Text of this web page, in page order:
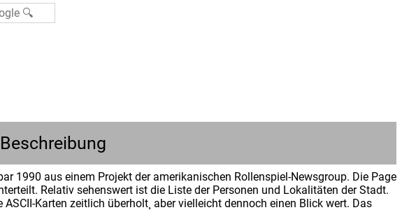
Beschreibung
1990 aus einem Projekt der amerikanischen Rollenspiel-Newsgroup. Die Page
Relativ sehenswert ist die Liste der Personen und Lokalitäten der Stadt.
Karten zeitlich überholt¸ aber vielleicht dennoch einen Blick wert. Das